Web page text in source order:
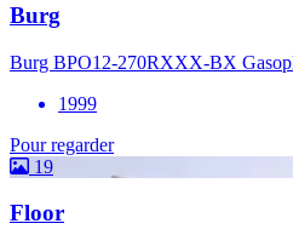
Burg
Burg BPO12-270RXXX-BX
1999
Pour regarder
19
Floor